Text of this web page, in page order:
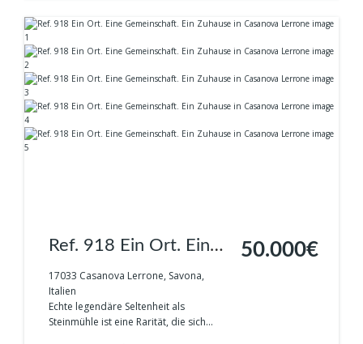
Ref. 918 Ein Ort. Eine
Gemeinschaft. Ein
Zuhause in Casanova
Lerrone
17033 Casanova Lerrone, Savona,
Italien
Echte legendäre Seltenheit als
Steinmühle ist eine Rarität, die sich...
50.000€